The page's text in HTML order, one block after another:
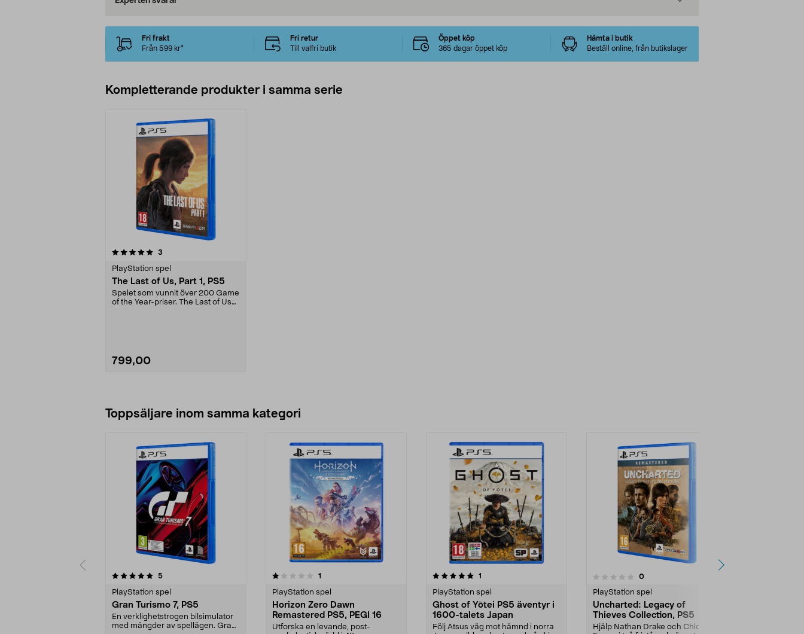
Fri frakt
Från 599 kr*
Fri retur
Till valfri butik
Öppet köp
365 dagar öppet köp
Hämta i butik
Beställ online, från butikslager
Kompletterande produkter i samma serie
3
PlayStation spel
The Last of Us, Part 1, PS5
Spelet som vunnit över 200 Game
of the Year-priser. The Last of Us
799,00
Toppsäljare inom samma kategori
5recensioner
PlayStation spel
Gran Turismo 7, PS5
En verklighetstrogen bilsimulator
med mängder av spellägen. Gran
1.0 av 5 stjärnor 1
PlayStation spel
Horizon Zero Dawn
Remastered PS5, PEGI 16
Utforska en levande, post-
5.0 av 5 stjärnor 1
PlayStation spel
Ghost of Yōtei PS5 äventyr i
1600-talets Japan
Följ Atsus väg mot hämnd i norra
0.0 av 5 stjärnor 0recensioner
PlayStation spel
Uncharted: Legacy of
Thieves Collection, PS5
Hjälp Nathan Drake och Chloe
4.0 av 5 stjärnor